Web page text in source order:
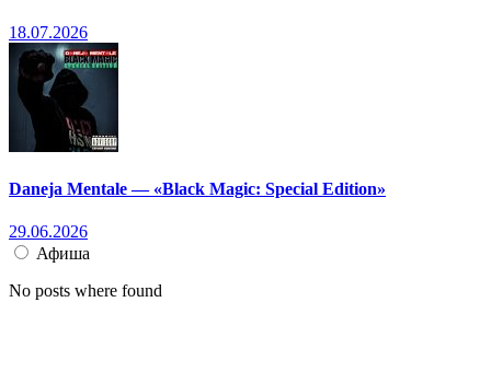
18.07.2026
Daneja Mentale — «Black Magic: Special Edition»
29.06.2026
Афиша
No posts where found